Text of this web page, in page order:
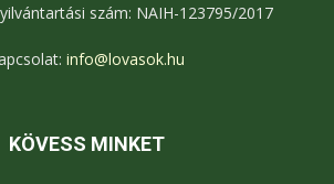
szám: NAIH-123795/2017
info@lovasok.hu
KÖVESS MINKET